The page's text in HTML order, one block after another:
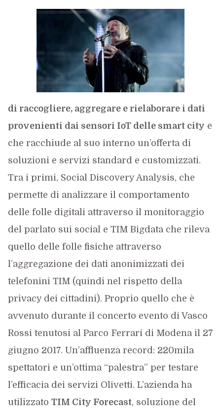
di raccogliere, aggregare e rielaborare i dati
provenienti dai sensori IoT delle smart city e
che racchiude al suo interno un’offerta di
soluzioni e servizi standard e customizzati.
Tra i primi, Social Discovery Analysis, che
permette di analizzare il comportamento
delle folle digitali attraverso il monitoraggio
del parlato sui social e TIM Bigdata che rileva
quello delle folle fisiche attraverso
l’aggregazione dei dati anonimizzati dei
telefonini TIM (quindi nel rispetto della
privacy dei cittadini). Proprio quello che è
avvenuto durante il concerto evento di Vasco
Rossi tenutosi al Parco Ferrari di Modena il 27
giugno 2017. Un’affluenza record: 220mila
spettatori e un’ottima “palestra” per testare
l’efficacia dei servizi Olivetti. L’azienda ha
utilizzato TIM City Forecast, soluzione del